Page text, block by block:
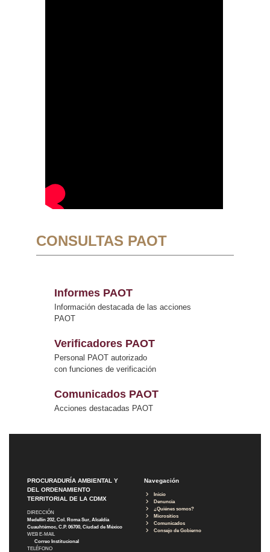
CONSULTAS PAOT
Informes PAOT
Información destacada de las acciones
PAOT
Verificadores PAOT
Personal PAOT autorizado
con funciones de verificación
Comunicados PAOT
Acciones destacadas PAOT
PROCURADURÍA AMBIENTAL Y
DEL ORDENAMIENTO
TERRITORIAL DE LA CDMX
DIRECCIÓN
Medellín 202, Col. Roma Sur, Alcaldía
Cuauhtémoc, C.P. 06700, Ciudad de México
WEB E-MAIL
Correo Institucional
TELÉFONO
Navegación
Inicio
Denuncia
¿Quiénes somos?
Micrositios
Comunicados
Consejo de Gobierno